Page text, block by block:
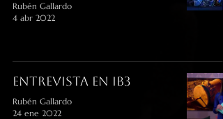
Rubén Gallardo
4 abr 2022
Entrevista en Ib3
Rubén Gallardo
24 ene 2022